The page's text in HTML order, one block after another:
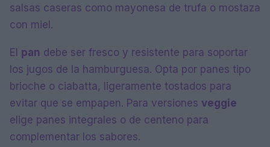
salsas caseras como mayonesa de trufa o mostaza
con miel.
El pan debe ser fresco y resistente para soportar
los jugos de la hamburguesa. Opta por panes tipo
brioche o ciabatta, ligeramente tostados para
evitar que se empapen. Para versiones veggie
elige panes integrales o de centeno para
complementar los sabores.